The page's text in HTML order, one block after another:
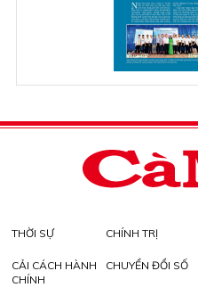
THỜI SỰ CHÍNH TRỊ
CẢI CÁCH HÀNH
CHÍNH
CHUYỂN ĐỔI SỐ